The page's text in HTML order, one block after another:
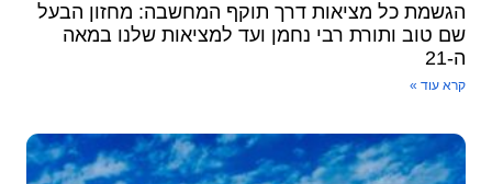
הגשמת כל מציאות דרך תוקף המחשבה: מחזון הבעל
שם טוב ותורת רבי נחמן ועד למציאות שלנו במאה
ה-21
קרא עוד »